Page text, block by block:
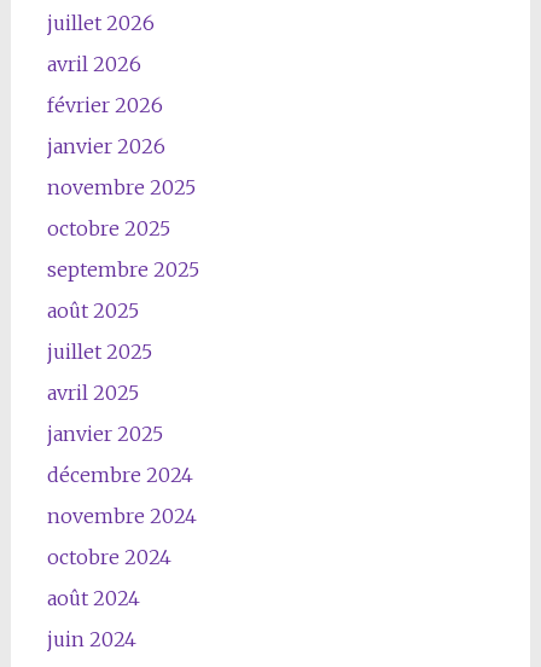
juillet 2026
avril 2026
février 2026
janvier 2026
novembre 2025
octobre 2025
septembre 2025
août 2025
juillet 2025
avril 2025
janvier 2025
décembre 2024
novembre 2024
octobre 2024
août 2024
juin 2024